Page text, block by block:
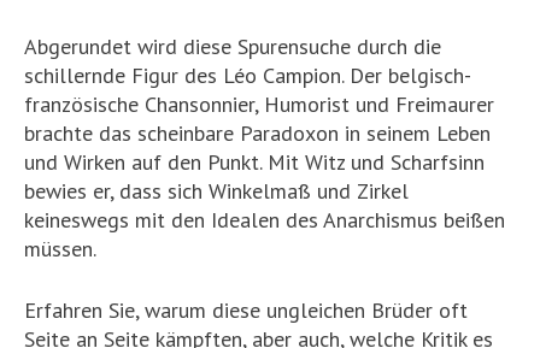
Abgerundet wird diese Spurensuche durch die
schillernde Figur des Léo Campion. Der belgisch-
französische Chansonnier, Humorist und Freimaurer
brachte das scheinbare Paradoxon in seinem Leben
und Wirken auf den Punkt. Mit Witz und Scharfsinn
bewies er, dass sich Winkelmaß und Zirkel
keineswegs mit den Idealen des Anarchismus beißen
müssen.
Erfahren Sie, warum diese ungleichen Brüder oft
Seite an Seite kämpften, aber auch, welche Kritik es